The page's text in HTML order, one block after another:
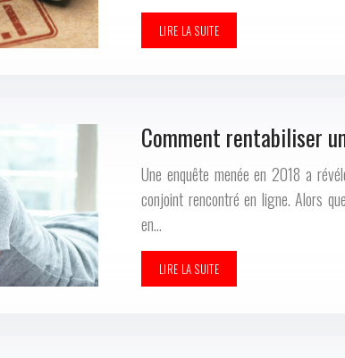
LIRE LA SUITE
Comment rentabiliser
Une enquête menée en 2018 a
conjoint rencontré en ligne. Alors
en…
LIRE LA SUITE